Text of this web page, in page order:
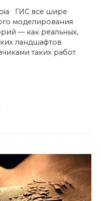
ГИС все шире
моделирования
— как реальных,
ландшафтов.
таких работ